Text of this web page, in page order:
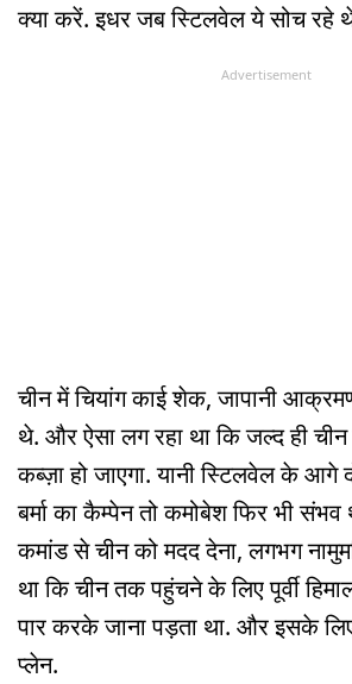
क्या करें. इधर जब स्टिलवेल ये सोच रहे
Advertisement
चीन में चियांग काई शेक, जापानी
थे. और ऐसा लग रहा था कि जल्द ही चीन
कब्ज़ा हो जाएगा. यानी स्टिलवेल के आगे
बर्मा का कैम्पेन तो कमोबेश फिर भी संभव
कमांड से चीन को मदद देना, लगभग
था कि चीन तक पहुंचने के लिए पूर्वी
पार करके जाना पड़ता था. और इसके
प्लेन.